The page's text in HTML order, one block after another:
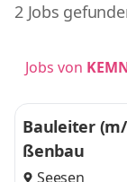
2 Jobs
Jobs von
Bauleiter
ßenbau
Seesen